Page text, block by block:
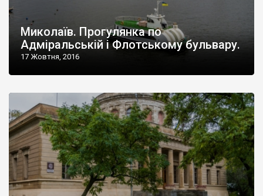
Миколаїв. Прогулянка по
Адміральській і Флотському бульвару.
17 Жовтня, 2016